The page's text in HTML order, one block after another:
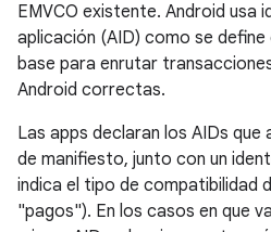
EMVCO existente. Android usa
aplicación (AID) como se define
base para enrutar
Android correctas.
Las apps declaran los AIDs que
de manifiesto, junto con un
indica el tipo de compatibilidad
"pagos"). En los casos en que